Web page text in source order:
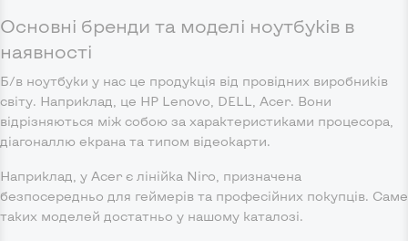
Основні бренди та моделі ноутбуків в
наявності
Б/в ноутбуки у нас це продукція від провідних виробників
світу. Наприклад, це HP Lenovo, DELL, Acer. Вони
відрізняються між собою за характеристиками процесора,
діагоналлю екрана та типом відеокарти.
Наприклад, у Acer є лінійка Niro, призначена
безпосередньо для геймерів та професійних покупців. Саме
таких моделей достатньо у нашому каталозі.